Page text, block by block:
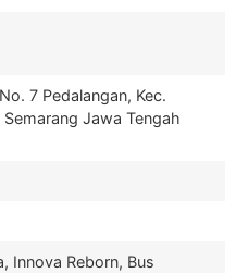
7 Pedalangan, Kec.
Jawa Tengah
Innova Reborn, Bus